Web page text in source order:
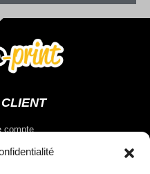
compte